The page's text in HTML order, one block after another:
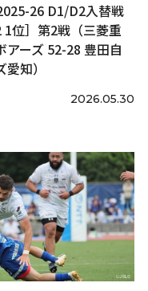
26 D1/D2入替戦
1位］第2戦（三菱重
アーズ 52-28 豊田自
知）
2026.05.30